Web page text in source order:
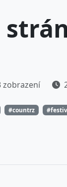
zobrazení
#countrz